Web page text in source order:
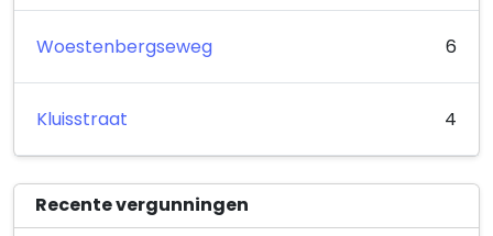
Woestenbergseweg 6
Kluisstraat 4
Recente vergunningen